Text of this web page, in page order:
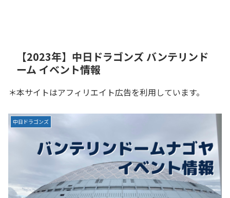
【2023年】中日ドラゴンズ バンテリンド
ーム イベント情報
＊本サイトはアフィリエイト広告を利用しています。
中日ドラゴンズ